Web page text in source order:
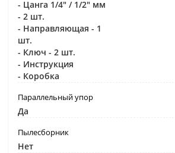
- Цанга 1/4" / 1/2" мм
- 2 шт.
- Направляющая - 1
шт.
- Ключ - 2 шт.
- Инструкция
- Коробка
Параллельный упор
Да
Пылесборник
Нет